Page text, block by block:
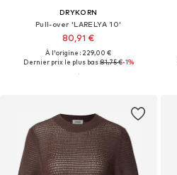
DRYKORN
Pull-over 'LARELYA 10'
80,91 €
À l'origine : 229,00 €
Dernier prix le plus bas :81,75 €-1%